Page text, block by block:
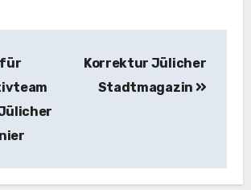
für
Korrektur Jülicher
Stadtmagazin